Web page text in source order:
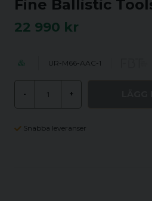
Fine Ballistic
22 990 kr
UR-M66-AAC-1
- +
Snabba leveranser